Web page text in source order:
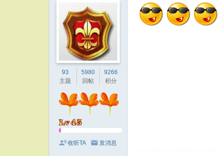
93
主题
5980
回帖
9266
积分
收听TA 发消息